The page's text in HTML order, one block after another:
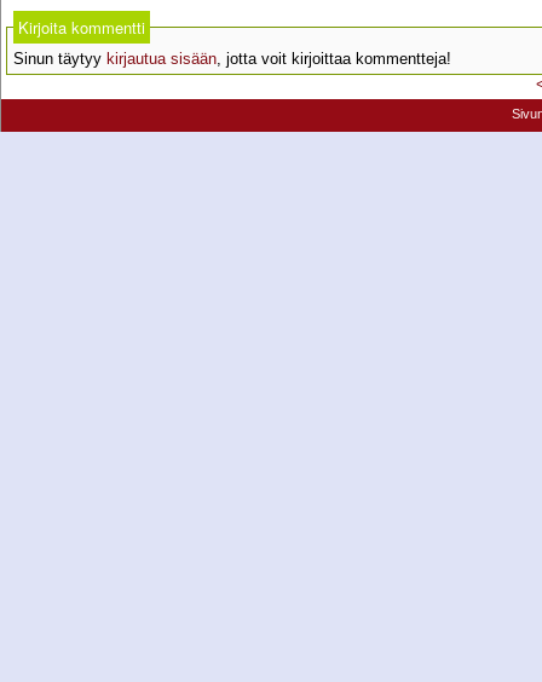
Kirjoita kommentti
Sinun täytyy kirjautua sisään, jotta voit kirjoittaa kommentteja!